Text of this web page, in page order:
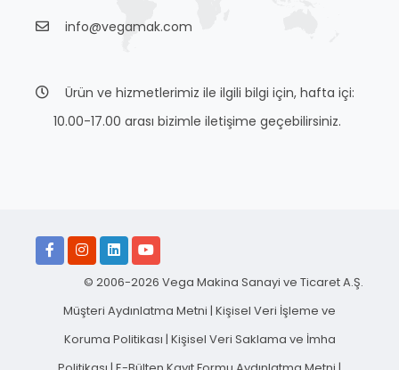
info@vegamak.com
Ürün ve hizmetlerimiz ile ilgili bilgi için, hafta içi:
10.00-17.00 arası bizimle iletişime geçebilirsiniz.
© 2006-2026 Vega Makina Sanayi ve Ticaret A.Ş.
Müşteri Aydınlatma Metni | Kişisel Veri İşleme ve
Koruma Politikası | Kişisel Veri Saklama ve İmha